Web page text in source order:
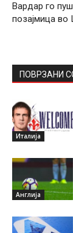
Вардар го
позајмица во
ПОВРЗАНИ
Италија
Англија